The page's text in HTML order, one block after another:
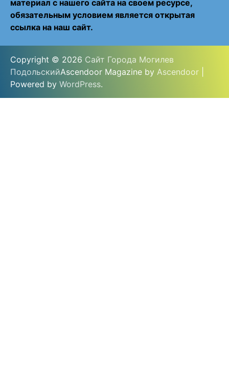
материал с нашего сайта на своем ресурсе,
обязательным условием является открытая
ссылка на наш сайт.
Copyright © 2026 Сайт Города Могилев
ПодольскийAscendoor Magazine by Ascendoor
Powered by WordPress.